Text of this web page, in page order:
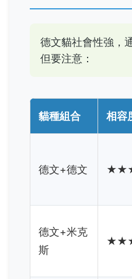
德文貓社會性強，
但要注意：
貓種組合 相容
德文+德文
德文+米克
斯